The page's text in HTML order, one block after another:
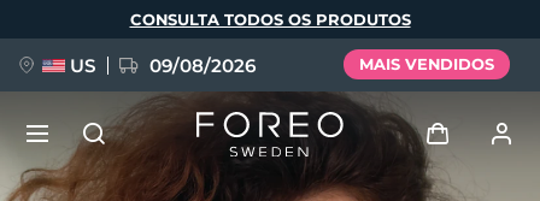
principal
CONSULTA TODOS OS PRODUTOS
US 09/08/2026 MAIS VENDIDOS